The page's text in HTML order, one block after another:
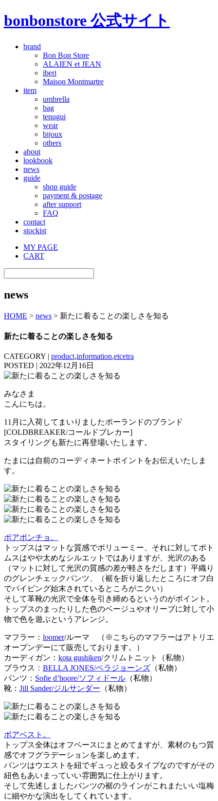
bonbonstore 公式サイト
brand
Bon Bon Store
ALAIEN et JEAN
iberi
Maison Montmartre
item
umbrella
bag
tenugui
wear
bijoux
others
about
lookbook
news
guide
shop guide
payment & postage
after support
FAQ
contact
stockist
MY PAGE
CART
news
HOME > news > 新たに着ることの楽しさを知る
新たに着ることの楽しさを知る
CATEGORY | product,information,etcetra
POSTED | 2022年12月16日
みなさま
こんにちは。
11月に入荷してまいりましたポーランドのブランド
[COLDBREAKER/コールドブレカー]
スタイリングも新たに再登場いたします。
たまには自前のコーディネートポイントをお伝えいたしま
す。
ボアポンチョ。
トップスはマットな質感でボリューミー、それに対してボト
ムスはやや太めなシルエットではありますが、光沢のある
（マットに対して光沢の質感の差が軽さをだします）平織り
のグレンチェックパンツ、（裾を折り返したところにオフ白
でパイピング始末されているところがニクい）
そして革靴の光沢で全体を引き締めるというのがポイント。
トップスのまったりした色のベージュやオリーブに対して小
物で色を遊ぶというアレンジ。
マフラー： loomer/ルーマ （※こちらのマフラーはアトリエ
オープンデーにて販売しております。）
カーディガン： kota gushiken/クリムトニット（私物）
ブラウス： BELLA JONES/ベラジョーンズ （私物）
パンツ： Sofie d’hoore/ソフィドール （私物）
靴： Jill Sander/ジルサンダー （私物）
ボアベスト。
トップス全体はオフベースにまとめてますが、素材のもつ質
感でオフグラデーションを楽しめます。
パンツはウエストを紐でギュっと絞るタイプなのですがその
紐色もあいまっていい雰囲気に仕上がります。
そして先述しましたパンツの裾のラインがこれまたいい塩梅
に細やかな演出をしてくれています。